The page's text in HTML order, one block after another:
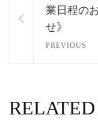
業日程の
せ》
PREVIOUS
RELATED